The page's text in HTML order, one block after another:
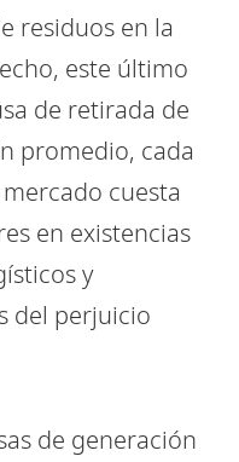
residuos en la
este último
de retirada de
promedio, cada
cuesta
en existencias
y
del perjuicio
de generación